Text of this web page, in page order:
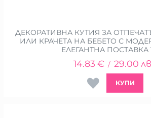
ДЕКОРАТИВНА КУТИЯ ЗА
ИЛИ КРАЧЕТА НА БЕБЕТО С
ЕЛЕГАНТНА ПОСТАВКА
14.83 € / 29.00
КУПИ